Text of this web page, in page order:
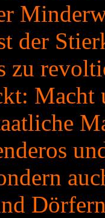
der
zu
Macht